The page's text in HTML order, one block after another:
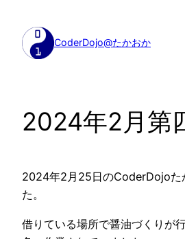
CoderDojo@たかおか
2024年2月第
2024年2月25日のCoderDojoた
た。
借りている場所で醤油づくりが